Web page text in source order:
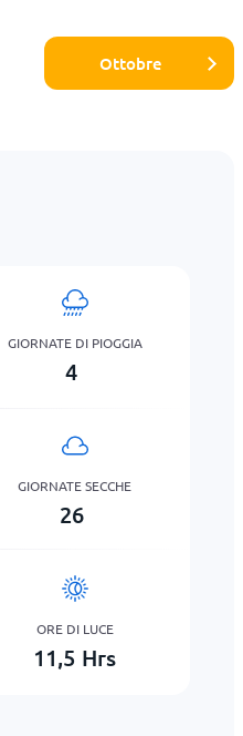
Ottobre
GIORNATE DI PIOGGIA
4
GIORNATE SECCHE
26
ORE DI LUCE
11,5 Hrs